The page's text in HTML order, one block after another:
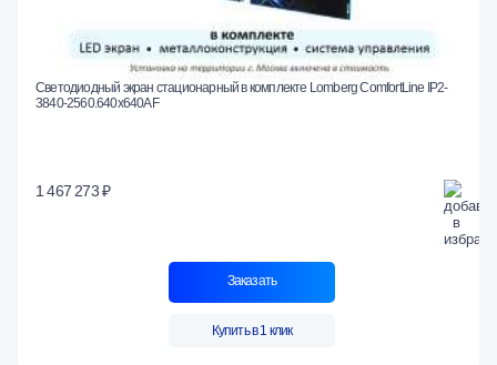
Светодиодный экран стационарный в комплекте Lomberg ComfortLine IP2-
3840-2560.640x640AF
1 467 273 ₽
Заказать
Купить в 1 клик